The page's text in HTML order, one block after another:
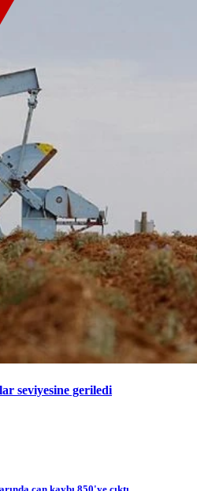
seviyesine geriledi